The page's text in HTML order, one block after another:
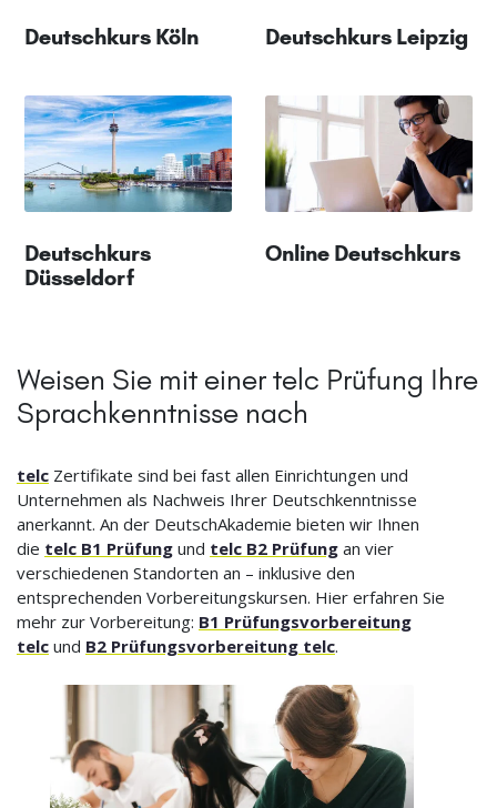
Deutschkurs Köln Deutschkurs Leipzig
Deutschkurs
Düsseldorf
Online Deutschkurs
Weisen Sie mit einer telc Prüfung Ihre
Sprachkenntnisse nach
telc Zertifikate sind bei fast allen Einrichtungen und
Unternehmen als Nachweis Ihrer Deutschkenntnisse
anerkannt. An der DeutschAkademie bieten wir Ihnen
die telc B1 Prüfung und telc B2 Prüfung an vier
verschiedenen Standorten an – inklusive den
entsprechenden Vorbereitungskursen. Hier erfahren Sie
mehr zur Vorbereitung: B1 Prüfungsvorbereitung
telc und B2 Prüfungsvorbereitung telc.